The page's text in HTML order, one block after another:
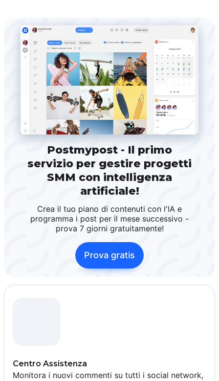
Postmypost - Il primo
servizio per gestire progetti
SMM con intelligenza
artificiale!
Crea il tuo piano di contenuti con l'IA e
programma i post per il mese successivo -
prova 7 giorni gratuitamente!
Prova gratis
Centro Assistenza
Monitora i nuovi commenti su tutti i social network,